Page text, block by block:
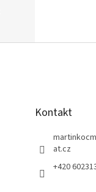
Kontakt
at.cz
+420